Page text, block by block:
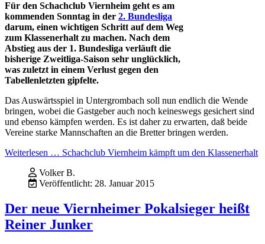
Für den Schachclub Viernheim geht es am
kommenden Sonntag in der 2. Bundesliga
darum, einen wichtigen Schritt auf dem Weg
zum Klassenerhalt zu machen. Nach dem
Abstieg aus der 1. Bundesliga verläuft die
bisherige Zweitliga-Saison sehr unglücklich,
was zuletzt in einem Verlust gegen den
Tabellenletzten gipfelte.
Das Auswärtsspiel in Untergrombach soll nun endlich die Wende
bringen, wobei die Gastgeber auch noch keineswegs gesichert sind
und ebenso kämpfen werden. Es ist daher zu erwarten, daß beide
Vereine starke Mannschaften an die Bretter bringen werden.
Weiterlesen … Schachclub Viernheim kämpft um den Klassenerhalt
Volker B.
Veröffentlicht: 28. Januar 2015
Der neue Viernheimer Pokalsieger heißt
Reiner Junker